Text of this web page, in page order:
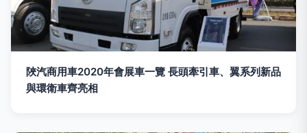
陜汽商用車2020年會展車一覽 長頭牽引車、翼系列新品
與環衛車齊亮相